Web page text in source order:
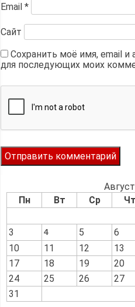
Email *
Сайт
Сохранить моё имя, email и
для последующих моих
Пн
Вт Ср Чт
3
4 5 6
10
11 12 13
17
18 19 20
24
25 26 27
31